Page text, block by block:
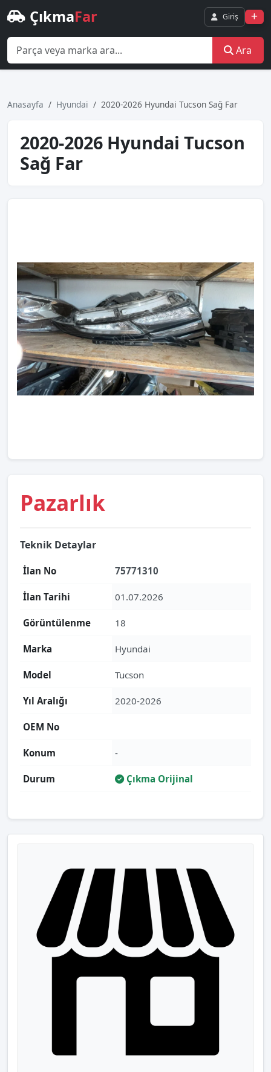
ÇıkmaFar Giriş
Ara
Anasayfa Hyundai 2020-2026 Hyundai Tucson Sağ Far
2020-2026 Hyundai Tucson
Sağ Far
Pazarlık
Teknik Detaylar
İlan No 75771310
İlan Tarihi 01.07.2026
Görüntülenme 18
Marka Hyundai
Model Tucson
Yıl Aralığı 2020-2026
OEM No
Konum -
Durum Çıkma Orijinal